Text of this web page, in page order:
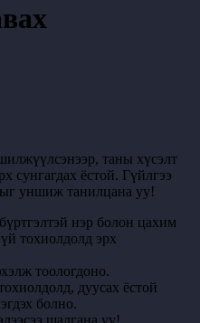
таны хүсэлт
сунгагдах ёстой. Гүйлгээ
уншиж танилцана уу!
нэр болон цахим
тохиолдолд эрх
тоологдоно.
дуусах ёстой
болно.